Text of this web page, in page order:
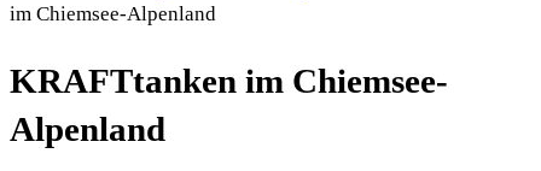
im Chiemsee-Alpenland
KRAFTtanken im Chiemsee-
Alpenland